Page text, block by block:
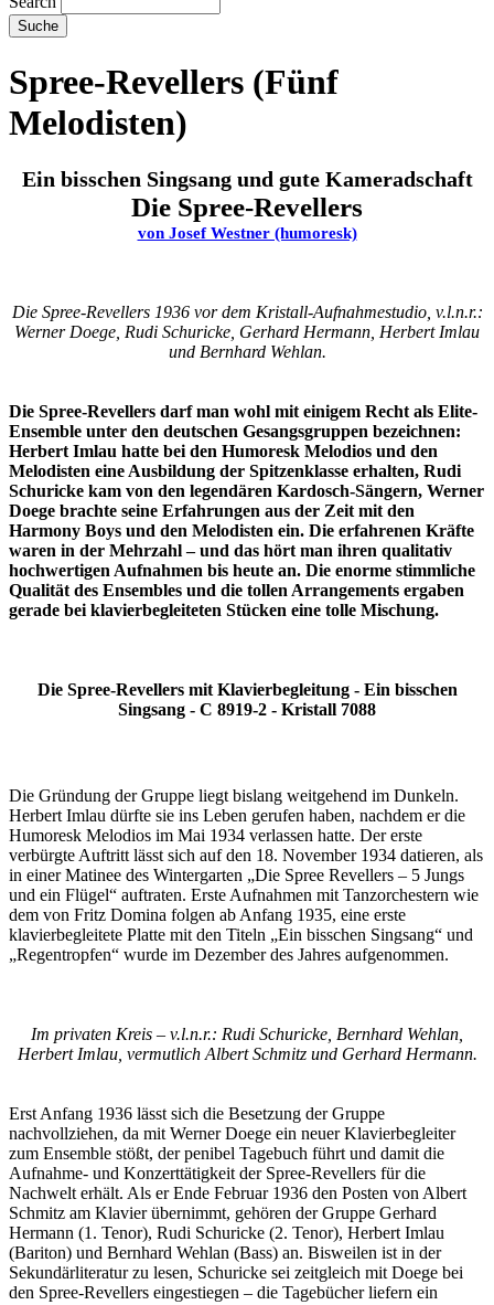
Spree-Revellers (Fünf
Melodisten)
Ein bisschen Singsang und gute Kameradschaft
Die Spree-Revellers
von Josef Westner (humoresk)
Die Spree-Revellers 1936 vor dem Kristall-Aufnahmestudio, v.l.n.r.:
Werner Doege, Rudi Schuricke, Gerhard Hermann, Herbert Imlau
und Bernhard Wehlan.
Die Spree-Revellers darf man wohl mit einigem Recht als Elite-
Ensemble unter den deutschen Gesangsgruppen bezeichnen:
Herbert Imlau hatte bei den Humoresk Melodios und den
Melodisten eine Ausbildung der Spitzenklasse erhalten, Rudi
Schuricke kam von den legendären Kardosch-Sängern, Werner
Doege brachte seine Erfahrungen aus der Zeit mit den
Harmony Boys und den Melodisten ein. Die erfahrenen Kräfte
waren in der Mehrzahl – und das hört man ihren qualitativ
hochwertigen Aufnahmen bis heute an. Die enorme stimmliche
Qualität des Ensembles und die tollen Arrangements ergaben
gerade bei klavierbegleiteten Stücken eine tolle Mischung.
Die Spree-Revellers mit Klavierbegleitung - Ein bisschen
Singsang - C 8919-2 - Kristall 7088
Die Gründung der Gruppe liegt bislang weitgehend im Dunkeln.
Herbert Imlau dürfte sie ins Leben gerufen haben, nachdem er die
Humoresk Melodios im Mai 1934 verlassen hatte. Der erste
verbürgte Auftritt lässt sich auf den 18. November 1934 datieren, als
in einer Matinee des Wintergarten „Die Spree Revellers – 5 Jungs
und ein Flügel“ auftraten. Erste Aufnahmen mit Tanzorchestern wie
dem von Fritz Domina folgen ab Anfang 1935, eine erste
klavierbegleitete Platte mit den Titeln „Ein bisschen Singsang“ und
„Regentropfen“ wurde im Dezember des Jahres aufgenommen.
Im privaten Kreis – v.l.n.r.: Rudi Schuricke, Bernhard Wehlan,
Herbert Imlau, vermutlich Albert Schmitz und Gerhard Hermann.
Erst Anfang 1936 lässt sich die Besetzung der Gruppe
nachvollziehen, da mit Werner Doege ein neuer Klavierbegleiter
zum Ensemble stößt, der penibel Tagebuch führt und damit die
Aufnahme- und Konzerttätigkeit der Spree-Revellers für die
Nachwelt erhält. Als er Ende Februar 1936 den Posten von Albert
Schmitz am Klavier übernimmt, gehören der Gruppe Gerhard
Hermann (1. Tenor), Rudi Schuricke (2. Tenor), Herbert Imlau
(Bariton) und Bernhard Wehlan (Bass) an. Bisweilen ist in der
Sekundärliteratur zu lesen, Schuricke sei zeitgleich mit Doege bei
den Spree-Revellers eingestiegen – die Tagebücher liefern ein